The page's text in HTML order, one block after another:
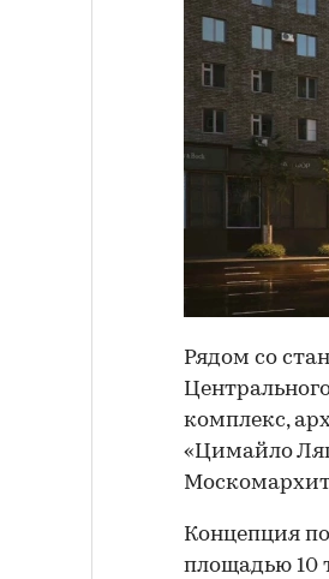
Рядом со
комплекс,
«Цимайло
Концепция
площадью 10